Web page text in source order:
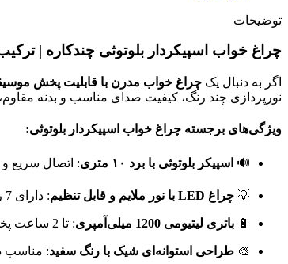
توضیحات
چراغ خواب اسپیکردار بلوتوثی چندکاره |
اگر به دنبال یک چراغ خواب مدرن با قابلیت پخش
نورپردازی چند رنگ، کیفیت صدای مناسب و بدنه
ویژگی‌های برجسته چراغ خواب اسپیکردار بلوتوثی:
🔊 اسپیکر بلوتوثی با برد ۱۰ متری : اتصال سریع و
💡 چراغ LED با نور ملایم و قابل تنظیم : دارای 7 رنگ نور متغیر که با لمس قسمت بالایی تغییر رنگ می‌دهد؛ مناسب برای ایجاد فضای آرامش‌بخش یا محیطی فانتزی.
🔋 باتری لیتیومی 1200 میلی‌آمپری : تا 2 ساعت پخش مداوم بسته به نوع مصرف؛ شارژ کامل تنها در 2 ساعت با کابل USB.
🎨 طراحی استوانه‌ای شیک با رنگ سفید: مناسب